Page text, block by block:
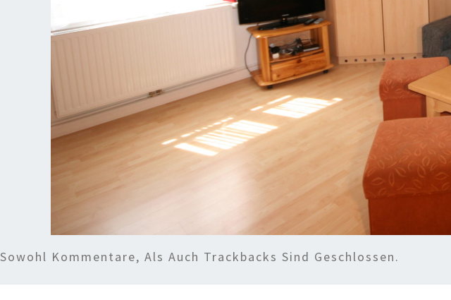
Sowohl Kommentare, Als Auch Trackbacks Sind Geschlossen.